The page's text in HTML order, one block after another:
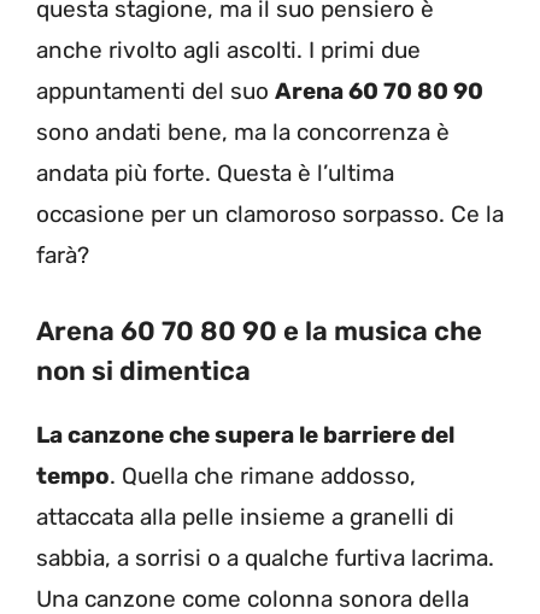
questa stagione, ma il suo pensiero è
anche rivolto agli ascolti. I primi due
appuntamenti del suo Arena 60 70 80 90
sono andati bene, ma la concorrenza è
andata più forte. Questa è l’ultima
occasione per un clamoroso sorpasso. Ce la
farà?
Arena 60 70 80 90 e la musica che
non si dimentica
La canzone che supera le barriere del
tempo. Quella che rimane addosso,
attaccata alla pelle insieme a granelli di
sabbia, a sorrisi o a qualche furtiva lacrima.
Una canzone come colonna sonora della